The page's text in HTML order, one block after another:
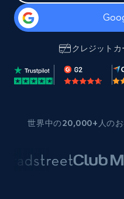
クレジット
世界中の20,000+人のお